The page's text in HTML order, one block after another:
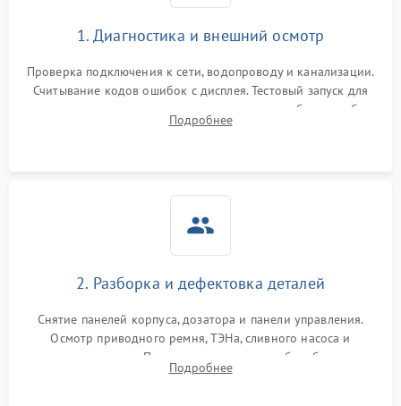
1. Диагностика и внешний осмотр
Проверка подключения к сети, водопроводу и канализации.
Считывание кодов ошибок с дисплея. Тестовый запуск для
выявления посторонних шумов, протечек или сбоев в работе
электронного модуля управления.
Подробнее
2. Разборка и дефектовка деталей
Снятие панелей корпуса, дозатора и панели управления.
Осмотр приводного ремня, ТЭНа, сливного насоса и
амортизаторов. Проверка подшипников барабана и
крестовины на износ, а манжеты люка на разрывы.
Подробнее